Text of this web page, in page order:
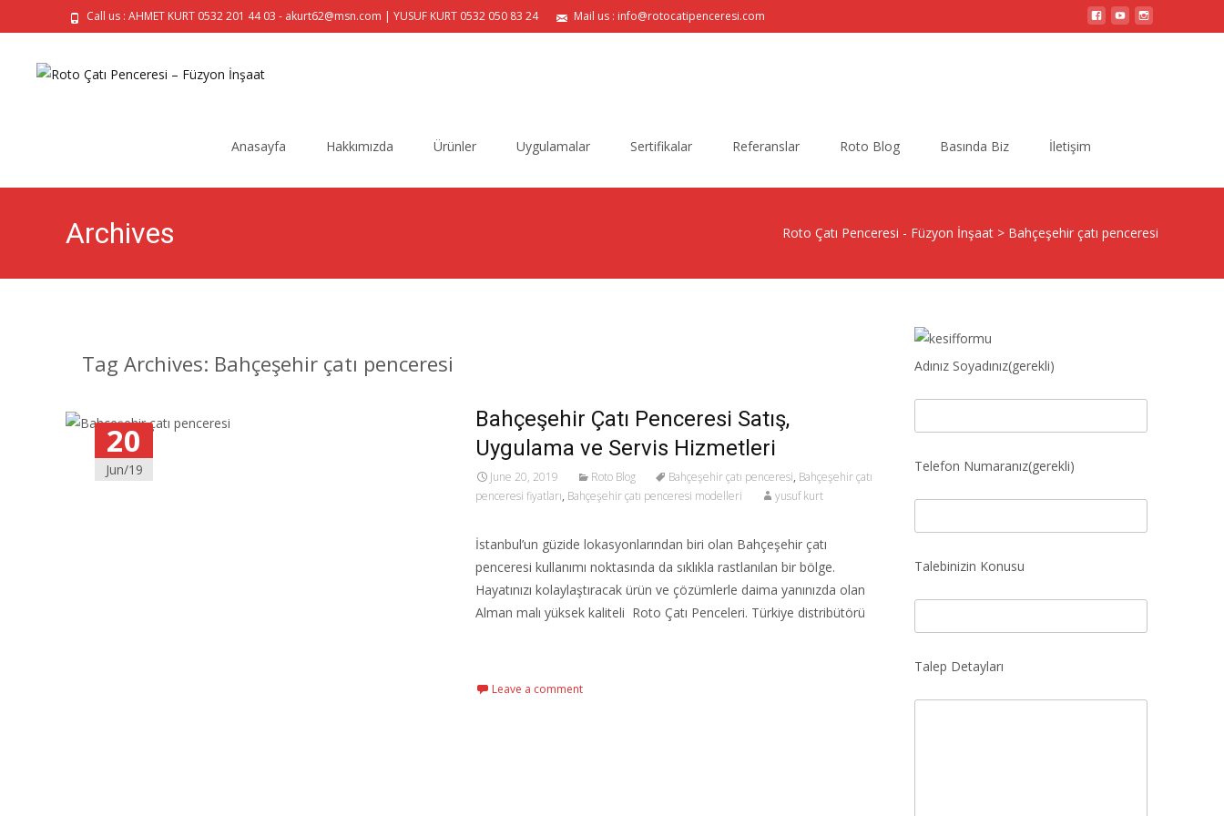
Call us : AHMET KURT 0532 201 44 03 - akurt62@msn.com | YUSUF KURT 0532 050 83 24 Mail us : info@rotocatipenceresi.com
Anasayfa Hakkımızda Ürünler Uygulamalar Sertifikalar Referanslar Roto Blog Basında Biz İletişim
Archives Roto Çatı Penceresi - Füzyon İnşaat > Bahçeşehir çatı penceresi
Tag Archives: Bahçeşehir çatı penceresi
20
Jun/19
Bahçeşehir Çatı Penceresi Satış,
Uygulama ve Servis Hizmetleri
June 20, 2019 Roto Blog Bahçeşehir çatı penceresi, Bahçeşehir çatı
penceresi fiyatları, Bahçeşehir çatı penceresi modelleri yusuf kurt
İstanbul’un güzide lokasyonlarından biri olan Bahçeşehir çatı
penceresi kullanımı noktasında da sıklıkla rastlanılan bir bölge.
Hayatınızı kolaylaştıracak ürün ve çözümlerle daima yanınızda olan
Alman malı yüksek kaliteli Roto Çatı Penceleri. Türkiye distribütörü
Leave a comment
Adınız Soyadınız(gerekli)
Telefon Numaranız(gerekli)
Talebinizin Konusu
Talep Detayları